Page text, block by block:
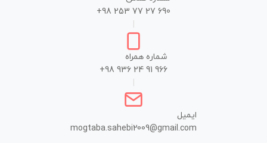
+98 253 77 27 690
شماره همراه
+98 936 24 91 966
ایمیل
mogtaba.sahebi2009@gmail.com